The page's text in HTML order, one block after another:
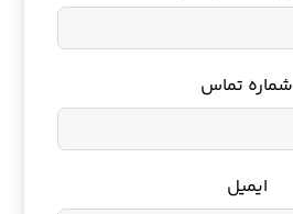
شماره تماس
ایمیل